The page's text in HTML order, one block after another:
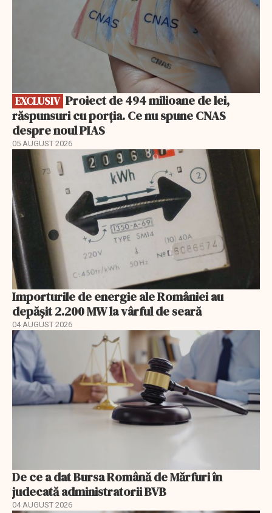
EXCLUSIV
răspunsuri cu porția. Ce nu spune CNAS
despre noul PIAS
05 AUGUST 2026
Importurile de energie ale României au
depășit 2.200 MW la vârful de seară
04 AUGUST 2026
De ce a dat Bursa Română de Mărfuri în
judecată administratorii BVB
04 AUGUST 2026